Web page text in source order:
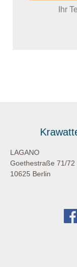
Ihr
LAGANO
Goethestraße 71/72
10625 Berlin